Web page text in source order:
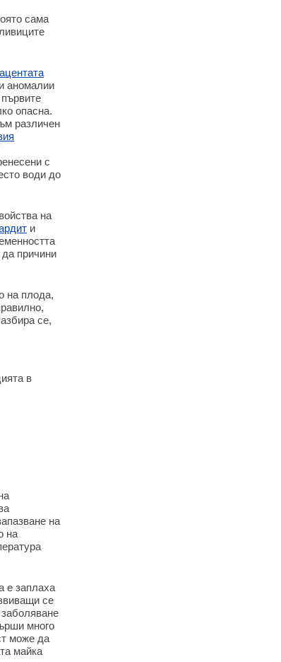
сама
аномалии
опасна.
различен
с
води до
на
и
причини
на плода,
се,
в
на
на
е заплаха
се
много
може да
майка